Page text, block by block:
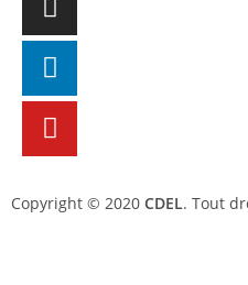
Copyright © 2020 CDEL. Tout